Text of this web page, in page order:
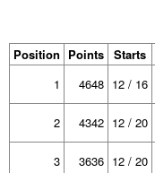
Position Points Starts
1
4648 12 / 16
2
4342 12 / 20
3
3636 12 / 20